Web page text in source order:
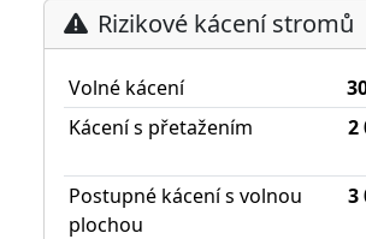
Rizikové kácení stromů
Volné kácení
Kácení s přetažením
2
Postupné kácení s volnou
plochou
3